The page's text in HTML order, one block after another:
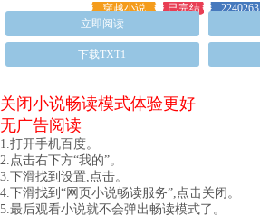
穿越小说 已完结
2240263
立即阅读
下载TXT1
关闭小说畅读模式体验更好
无广告阅读
1.打开手机百度。
2.点击右下方“我的”。
3.下滑找到设置,点击。
4.下滑找到“网页小说畅读服务”,点击关闭。
5.最后观看小说就不会弹出畅读模式了。